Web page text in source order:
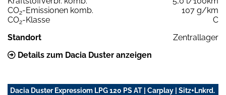
CO2-Emissionen komb.
107 g/km
CO2-Klasse
C
Standort
Zentrallager
Details zum Dacia Duster anzeigen
Dacia Duster Expressiom LPG 120 PS AT | Carplay | Sitz+Lnkrd.